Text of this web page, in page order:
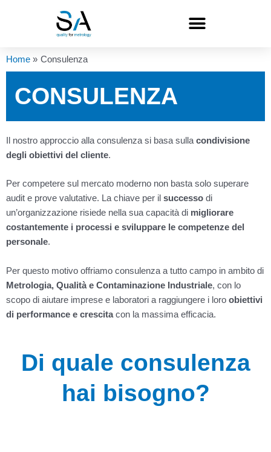
Home Consulenza
CONSULENZA
Il nostro approccio alla consulenza si basa sulla condivisione
degli obiettivi del cliente.
Per competere sul mercato moderno non basta solo superare
audit e prove valutative. La chiave per il successo di
un’organizzazione risiede nella sua capacità di migliorare
costantemente i processi e sviluppare le competenze del
personale.
Per questo motivo offriamo consulenza a tutto campo in ambito di
Metrologia, Qualità e Contaminazione Industriale, con lo
scopo di aiutare imprese e laboratori a raggiungere i loro obiettivi
di performance e crescitacon la massima efficacia.
Di quale consulenza
hai bisogno?